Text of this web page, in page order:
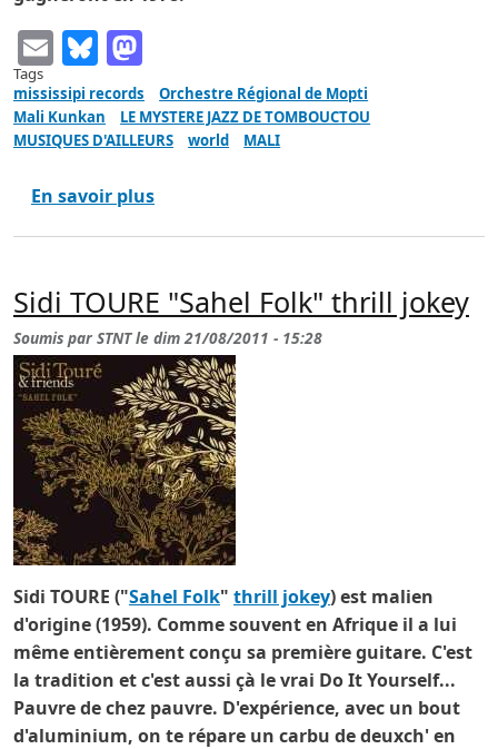
EmailBluesky
Tags
mississipi records
Orchestre Régional de Mopti
Mali Kunkan
LE MYSTERE JAZZ DE TOMBOUCTOU
MUSIQUES D'AILLEURS
world MALI
En savoir plussur L'ORCHESTRE REGIONAL
Sidi TOURE "Sahel Folk" thrill jokey
Soumis par STNTle dim 21/08/2011 - 15:28
Sidi TOURE ("Sahel Folk" thrill jokey) est malien
d'origine (1959). Comme souvent en Afrique il a lui
même entièrement conçu sa première guitare. C'est
la tradition et c'est aussi çà le vrai Do It Yourself...
Pauvre de chez pauvre. D'expérience, avec un bout
d'aluminium, on te répare un carbu de deuxch' en